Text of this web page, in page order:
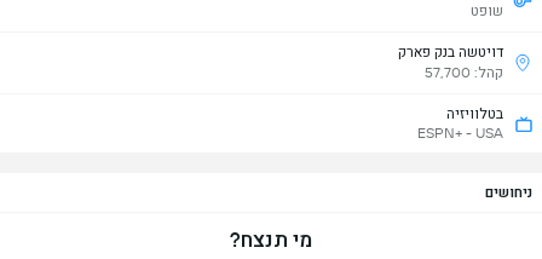
שופט
דויטשה בנק פארק
קהל: 57,700
בטלוויזיה
ESPN+ - USA
ניחושים
מי תנצח?